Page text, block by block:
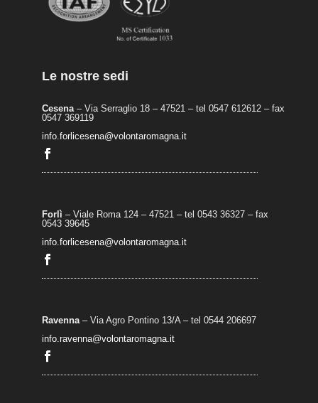
Le nostre sedi
Cesena– Via Serraglio 18 – 47521 – tel 0547 612612 – fax
0547 369119
info.forlicesena@volontaromagna.it
Forlì – Viale Roma 124 – 47521 – tel 0543 36327 – fax
0543 39645
info.forlicesena@volontaromagna.it
Ravenna– Via Agro Pontino 13/A– tel 0544 206697
info.ravenna@volontaromagna.it